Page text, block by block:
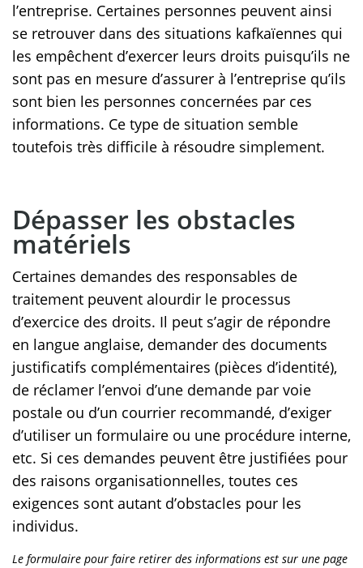
l’entreprise. Certaines personnes peuvent ainsi
se retrouver dans des situations kafkaïennes qui
les empêchent d’exercer leurs droits puisqu’ils ne
sont pas en mesure d’assurer à l’entreprise qu’ils
sont bien les personnes concernées par ces
informations. Ce type de situation semble
toutefois très difficile à résoudre simplement.
Dépasser les obstacles
matériels
Certaines demandes des responsables de
traitement peuvent alourdir le processus
d’exercice des droits. Il peut s’agir de répondre
en langue anglaise, demander des documents
justificatifs complémentaires (pièces d’identité),
de réclamer l’envoi d’une demande par voie
postale ou d’un courrier recommandé, d’exiger
d’utiliser un formulaire ou une procédure interne,
etc. Si ces demandes peuvent être justifiées pour
des raisons organisationnelles, toutes ces
exigences sont autant d’obstacles pour les
individus.
Le formulaire pour faire retirer des informations est sur une page